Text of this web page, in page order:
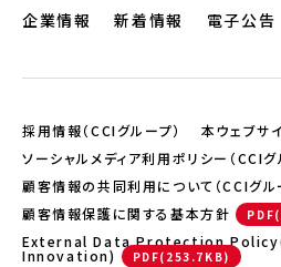
企業情報
新着情報 電子公告
採用情報（CCIグループ）
本ウェブサ
ソーシャルメディア利用ポリシー（CCIグ
顧客情報の共同利用について（CCIグル
顧客情報保護に関する基本方針
External Data Protection
Innovation)